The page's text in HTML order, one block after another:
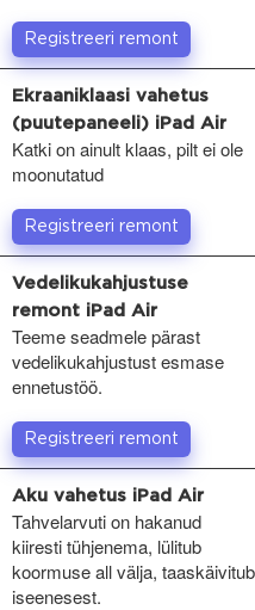
Registreeri remont
Ekraaniklaasi vahetus
(puutepaneeli) iPad Air
Katki on ainult klaas, pilt ei ole
moonutatud
Registreeri remont
Vedelikukahjustuse
remont iPad Air
Teeme seadmele pärast
vedelikukahjustust esmase
ennetustöö.
Registreeri remont
Aku vahetus iPad Air
Tahvelarvuti on hakanud
kiiresti tühjenema, lülitub
koormuse all välja, taaskäivitub
iseenesest.